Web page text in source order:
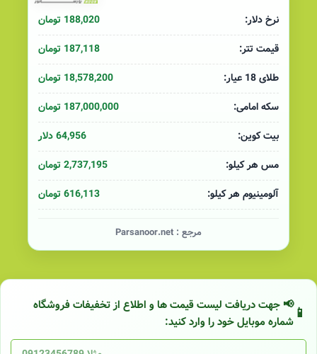
نرخ دلار:
188,020 تومان
قیمت تتر:
187,118 تومان
طلای 18 عیار:
18,578,200 تومان
سکه امامی:
187,000,000 تومان
بیت کوین:
64,956 دلار
مس هر کیلو:
2,737,195 تومان
آلومینیوم هر کیلو:
616,113 تومان
مرجع : Parsanoor.net
📢 جهت دریافت لیست قیمت ها و اطلاع از تخفیفات فروشگاه
شماره موبایل خود را وارد کنید: